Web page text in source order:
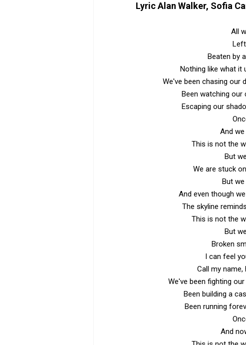
Lyric Alan Walker, Sofia
All
Beaten by
Nothing like what it
We've been chasing our
Been watching
Escaping our
And
This is not the
But
We are stuck
But
And even though
The skyline
This is not the
But
Broken
I can feel
Call my
We've been fighting
Been building a
Been running
And